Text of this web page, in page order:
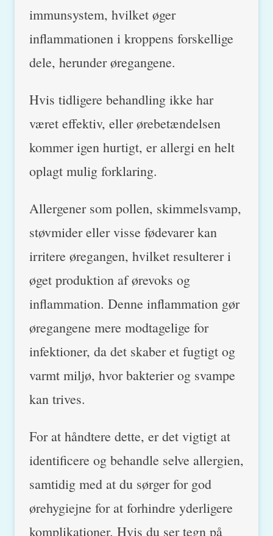
immunsystem, hvilket øger
inflammationen i kroppens forskellige
dele, herunder øregangene.
Hvis tidligere behandling ikke har
været effektiv, eller ørebetændelsen
kommer igen hurtigt, er allergi en helt
oplagt mulig forklaring.
Allergener som pollen, skimmelsvamp,
støvmider eller visse fødevarer kan
irritere øregangen, hvilket resulterer i
øget produktion af ørevoks og
inflammation. Denne inflammation gør
øregangene mere modtagelige for
infektioner, da det skaber et fugtigt og
varmt miljø, hvor bakterier og svampe
kan trives.
For at håndtere dette, er det vigtigt at
identificere og behandle selve allergien,
samtidig med at du sørger for god
ørehygiejne for at forhindre yderligere
komplikationer. Hvis du ser tegn på